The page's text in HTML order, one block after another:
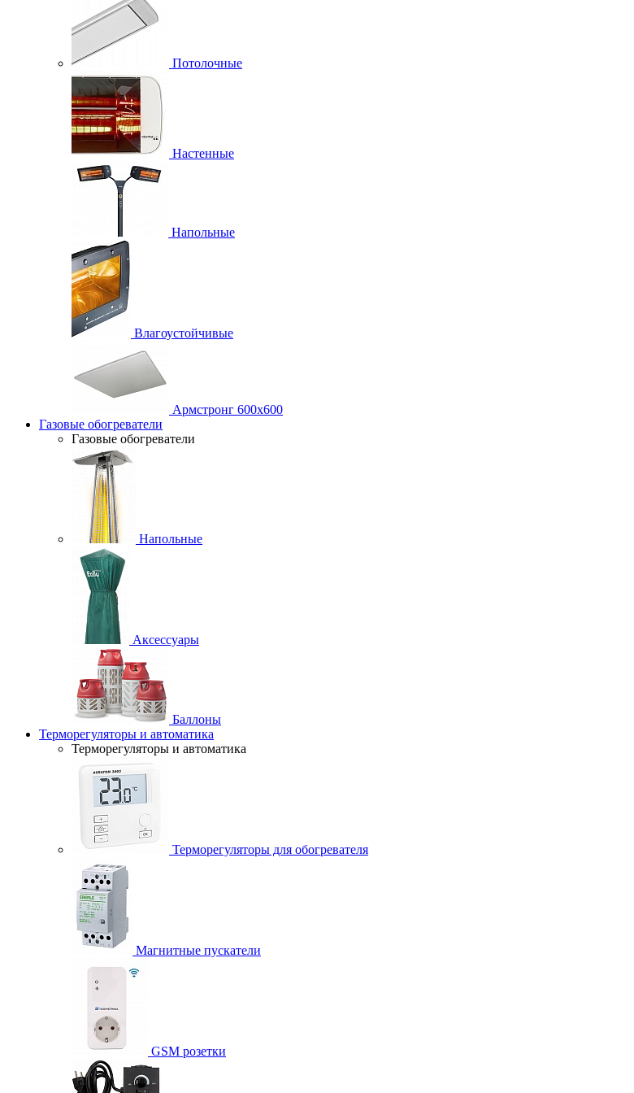
Потолочные
Настенные
Напольные
Влагоустойчивые
Армстронг 600х600
Газовые обогреватели
Газовые обогреватели
Напольные
Аксессуары
Баллоны
Терморегуляторы и автоматика
Терморегуляторы и автоматика
Терморегуляторы для обогревателя
Магнитные пускатели
GSM розетки